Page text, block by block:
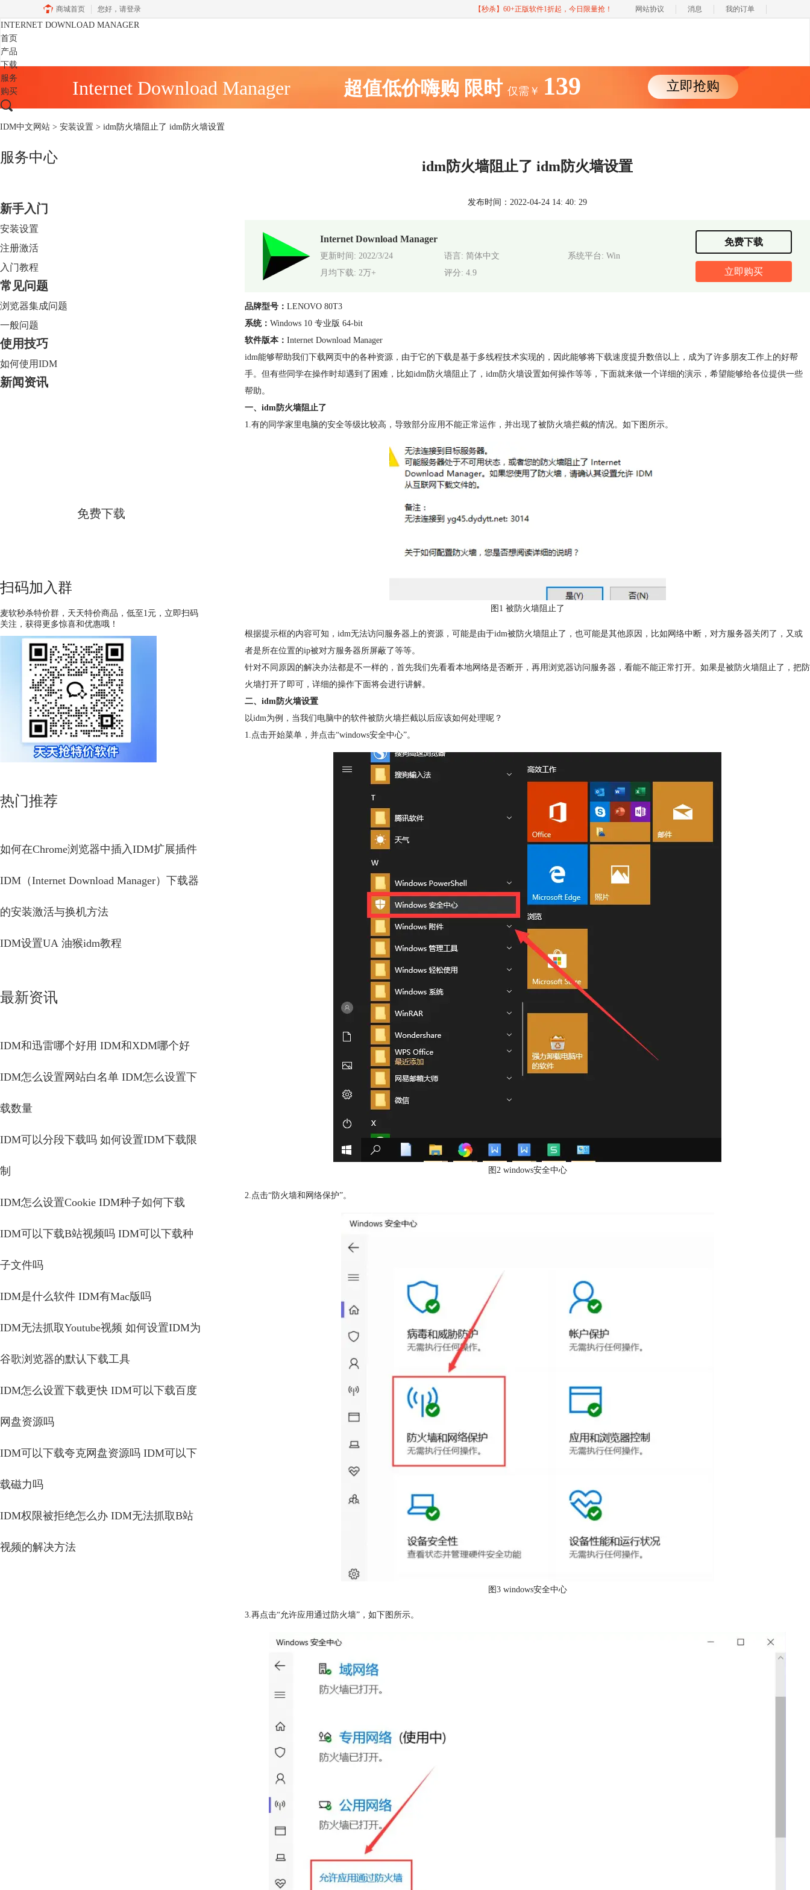
商城首页 您好， 请登录 【秒杀】60+正版软件1折起，今日限量抢！ 网站协议 消息 我的订单
INTERNET DOWNLOAD MANAGER
首页
产品
下载
服务
购买
Internet Download Manager 超值低价嗨购 限时 仅需￥ 139 立即抢购
IDM中文网站 > 安装设置 > idm防火墙阻止了 idm防火墙设置
服务中心
新手入门
安装设置
注册激活
入门教程
常见问题
浏览器集成问题
一般问题
使用技巧
如何使用IDM
新闻资讯
免费下载
扫码加入群
麦软秒杀特价群，天天特价商品，低至1元，立即扫码
关注，获得更多惊喜和优惠哦！
热门推荐
如何在Chrome浏览器中插入IDM扩展插件
IDM（Internet Download Manager）下载器
的安装激活与换机方法
IDM设置UA 油猴idm教程
最新资讯
IDM和迅雷哪个好用 IDM和XDM哪个好
IDM怎么设置网站白名单 IDM怎么设置下
载数量
IDM可以分段下载吗 如何设置IDM下载限
制
IDM怎么设置Cookie IDM种子如何下载
IDM可以下载B站视频吗 IDM可以下载种
子文件吗
IDM是什么软件 IDM有Mac版吗
IDM无法抓取Youtube视频 如何设置IDM为
谷歌浏览器的默认下载工具
IDM怎么设置下载更快 IDM可以下载百度
网盘资源吗
IDM可以下载夸克网盘资源吗 IDM可以下
载磁力吗
IDM权限被拒绝怎么办 IDM无法抓取B站
视频的解决方法
idm防火墙阻止了 idm防火墙设置
发布时间：2022-04-24 14: 40: 29
Internet Download Manager
更新时间: 2022/3/24 语言: 简体中文
系统平台: Win
月均下载: 2万+
评分: 4.9
免费下载
立即购买
品牌型号： LENOVO 80T3
系统： Windows 10 专业版 64-bit
软件版本： Internet Download Manager
idm能够帮助我们下载网页中的各种资源，由于它的下载是基于多线程技术实现的，因此能够将下载速度提升数倍以上，成为了许多朋友工作上的好帮
手。但有些同学在操作时却遇到了困难，比如idm防火墙阻止了，idm防火墙设置如何操作等等，下面就来做一个详细的演示，希望能够给各位提供一些
帮助。
一、idm防火墙阻止了
1.有的同学家里电脑的安全等级比较高，导致部分应用不能正常运作，并出现了被防火墙拦截的情况。如下图所示。
图1 被防火墙阻止了
根据提示框的内容可知，idm无法访问服务器上的资源，可能是由于idm被防火墙阻止了，也可能是其他原因，比如网络中断，对方服务器关闭了，又或
者是所在位置的ip被对方服务器所屏蔽了等等。
针对不同原因的解决办法都是不一样的，首先我们先看看本地网络是否断开，再用浏览器访问服务器，看能不能正常打开。如果是被防火墙阻止了，把防
火墙打开了即可，详细的操作下面将会进行讲解。
二、idm防火墙设置
以idm为例，当我们电脑中的软件被防火墙拦截以后应该如何处理呢？
1.点击开始菜单，并点击“windows安全中心”。
图2 windows安全中心
2.点击“防火墙和网络保护”。
图3 windows安全中心
3.再点击“允许应用通过防火墙”，如下图所示。